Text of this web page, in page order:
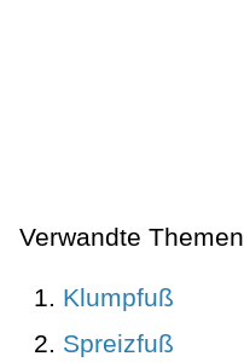
Verwandte Themen
Klumpfuß
Spreizfuß